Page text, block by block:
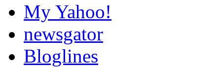
My Yahoo!
newsgator
Bloglines